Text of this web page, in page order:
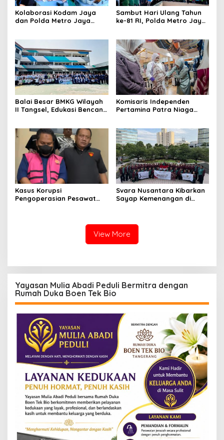
Kolaborasi Kodam Jaya
dan Polda Metro Jaya
Sambut Hari Ulang Tahun
ke-81 RI, Polda Metro Jaya
Balai Besar BMKG Wilayah
II Tangsel, Edukasi Bencana
23
Komisaris Independen
Pertamina Patra Niaga
Sentuhan Kemanusiaan dan
Keberlanjutan
Kasus Korupsi
Pengoperasian Pesawat
Svara Nusantara Kibarkan
Sayap Kemenangan di
View More
Yayasan Mulia Abadi Peduli Bermitra dengan
Rumah Duka Boen Tek Bio